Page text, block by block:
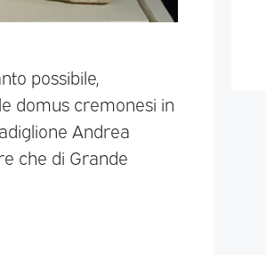
possibile,
domus cremonesi in
Andrea
che di Grande